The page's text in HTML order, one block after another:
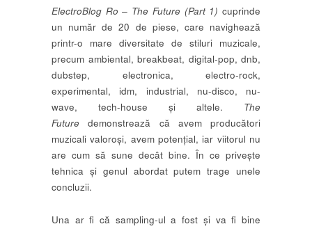
ElectroBlog Ro – The Future (Part 1) cuprinde
un număr de 20 de piese, care navighează
printr-o mare diversitate de stiluri muzicale,
precum ambiental, breakbeat, digital-pop, dnb,
dubstep, electronica, electro-rock,
experimental, idm, industrial, nu-disco, nu-
wave, tech-house și altele. The
Future demonstrează că avem producători
muzicali valoroși, avem potențial, iar viitorul nu
are cum să sune decât bine. În ce privește
tehnica și genul abordat putem trage unele
concluzii.
Una ar fi că sampling-ul a fost și va fi bine